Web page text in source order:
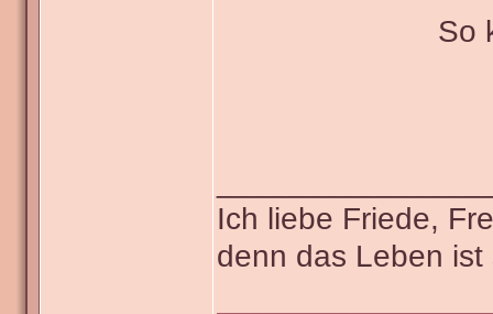
So
Ich liebe Friede,
denn das Leben